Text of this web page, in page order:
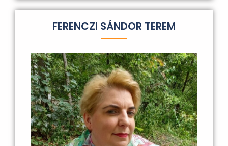
FERENCZI SÁNDOR TEREM